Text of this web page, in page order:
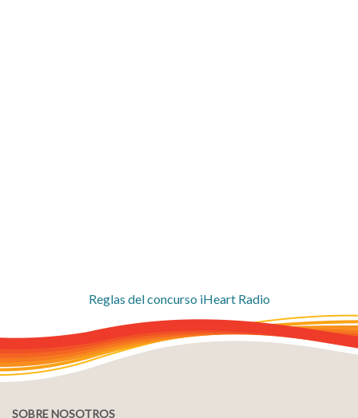
Reglas del concurso iHeart Radio
SOBRE NOSOTROS